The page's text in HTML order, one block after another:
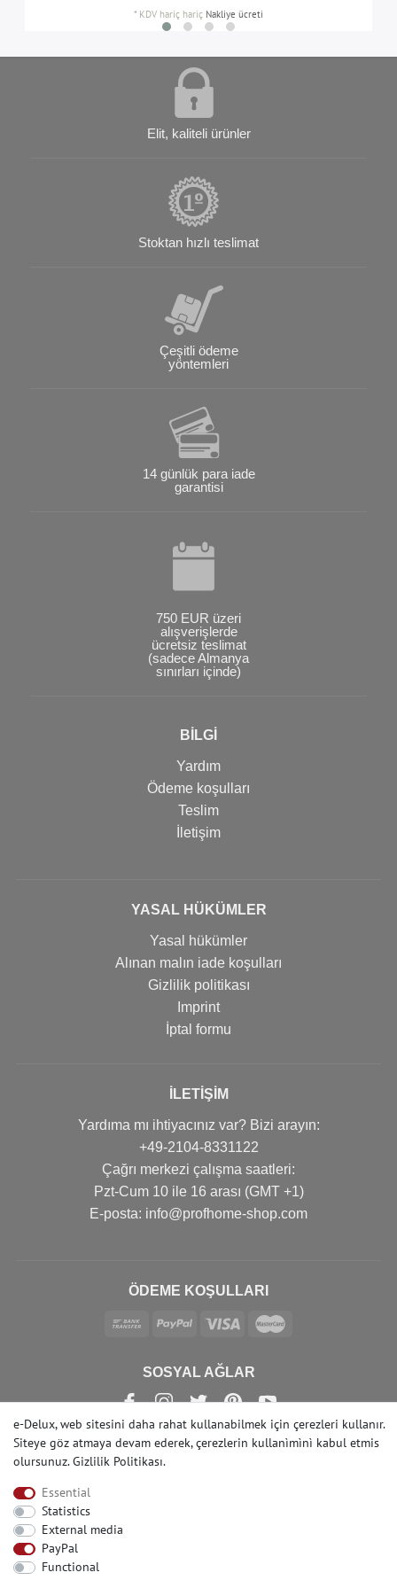
* KDV hariç hariç Nakliye ücreti
Elit, kaliteli ürünler
Stoktan hızlı teslimat
Çeşitli ödeme
yöntemleri
14 günlük para iade
garantisi
750 EUR üzeri
alışverişlerde
ücretsiz teslimat
(sadece Almanya
sınırları içinde)
BİLGİ
Yardım
Ödeme koşulları
Teslim
İletişim
YASAL HÜKÜMLER
Yasal hükümler
Alınan malın iade koşulları
Gizlilik politikası
Imprint
İptal formu
İLETIŞIM
Yardıma mı ihtiyacınız var? Bizi arayın:
+49-2104-8331122
Çağrı merkezi çalışma saatleri:
Pzt-Cum 10 ile 16 arası (GMT +1)
Е-posta: info@profhome-shop.com
ÖDEME KOŞULLARI
SOSYAL AĞLAR
e-Delux, web sitesini daha rahat kullanabilmek için çerezleri kullanır.
Siteye göz atmaya devam ederek, çerezlerin kullanìmìnì kabul etmis
olursunuz.Gizlilik Politikası.
Essential
Statistics
External media
PayPal
Functional